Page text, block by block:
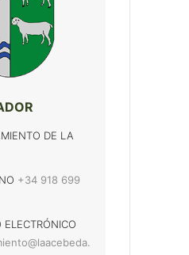
DE LA
+34 918 699
ELECTRÓNICO